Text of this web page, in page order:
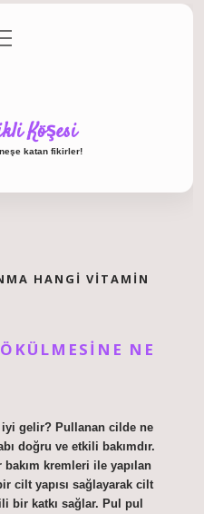
Köşesi
katan fikirler!
HANGI VITAMIN
NE
gelir? Pullanan cilde ne
doğru ve etkili bakımdır.
kremleri ile yapılan
cilt yapısı sağlayarak cilt
bir katkı sağlar. Pul pul